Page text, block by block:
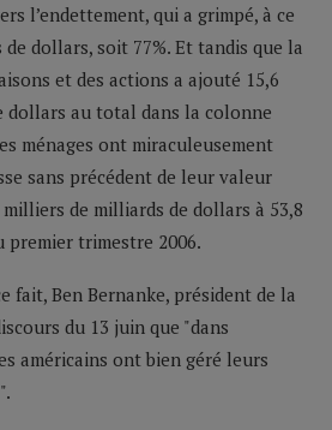
l’endettement, qui a grimpé, à ce
dollars, soit 77%. Et tandis que la
et des actions a ajouté 15,6
dollars au total dans la colonne
ménages ont miraculeusement
sans précédent de leur valeur
de milliards de dollars à 53,8
trimestre 2006.
fait, Ben Bernanke, président de la
du 13 juin que "dans
américains ont bien géré leurs